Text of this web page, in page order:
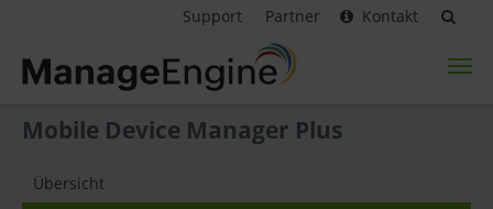
Support Partner Kontakt
Mobile Device Manager Plus
Übersicht